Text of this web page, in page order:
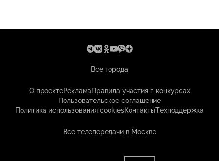
Все города
О проектеРекламаПравила участия в конкурсах
Пользовательское соглашение
Политика использования cookiesКонтактыТехподдержка
Все телепередачи в Москве